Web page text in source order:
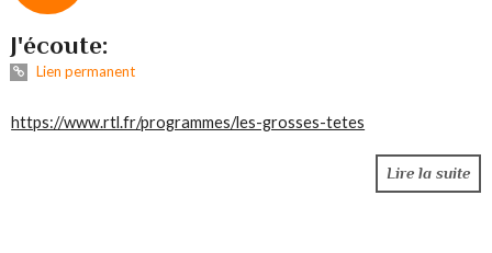
J'écoute:
Lien permanent
https://www.rtl.fr/programmes/les-grosses-tetes
Lire la suite